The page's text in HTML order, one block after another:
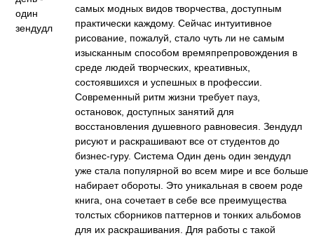
самых модных видов творчества, доступным
практически каждому. Сейчас интуитивное
рисование, пожалуй, стало чуть ли не самым
изысканным способом времяпрепровождения в
среде людей творческих, креативных,
состоявшихся и успешных в профессии.
Современный ритм жизни требует пауз,
остановок, доступных занятий для
восстановления душевного равновесия. Зендудл
рисуют и раскрашивают все от студентов до
бизнес-гуру. Система Один день один зендудл
уже стала популярной во всем мире и все больше
набирает обороты. Это уникальная в своем роде
книга, она сочетает в себе все преимущества
толстых сборников паттернов и тонких альбомов
для их раскрашивания. Для работы с такой